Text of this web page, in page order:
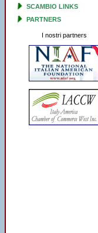
SCAMBIO LINKS
PARTNERS
I nostri partners